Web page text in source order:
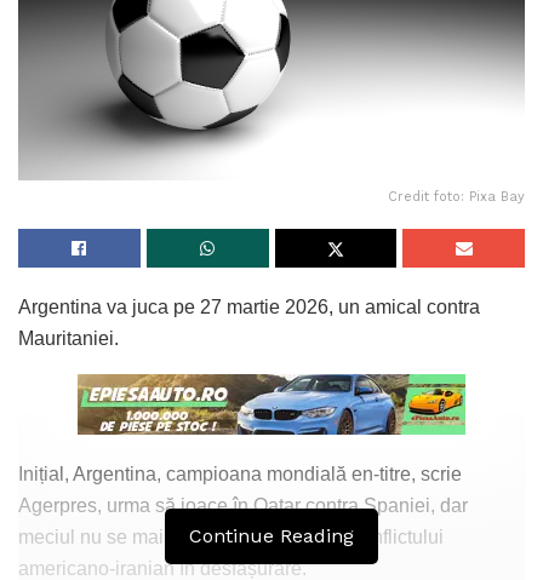
Credit foto: Pixa Bay
Argentina va juca pe 27 martie 2026, un amical contra
Mauritaniei.
Inițial, Argentina, campioana mondială en-titre, scrie
Agerpres, urma să joace în Qatar contra Spaniei, dar
meciul nu se mai poate juca din cauza conflictului
americano-iranian în desfășurare.
Continue Reading